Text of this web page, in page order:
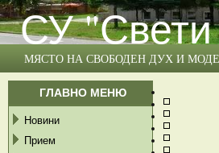
СУ
МЯСТО НА СВОБОДЕН ДУХ И
ГЛАВНО МЕНЮ
Новини
Прием